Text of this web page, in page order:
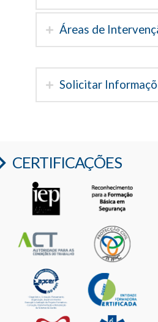
Áreas de
Solicitar
CERTIFICAÇÕES